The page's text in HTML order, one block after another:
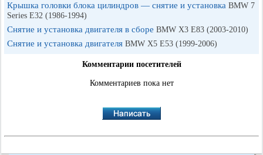
Крышка головки блока цилиндров — снятие и установка BMW 7
Series E32 (1986-1994)
Снятие и установка двигателя в сборе BMW X3 E83 (2003-2010)
Снятие и установка двигателя BMW X5 E53 (1999-2006)
Комментарии посетителей
Комментариев пока нет